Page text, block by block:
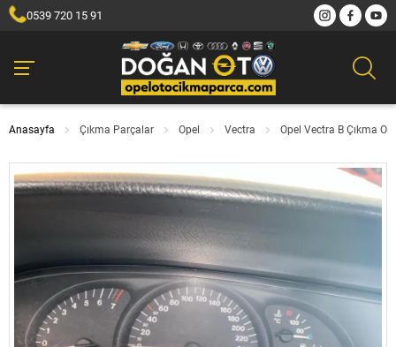
0539 720 15 91
Anasayfa Çıkma Parçalar Opel Vectra Opel Vectra B Çıkma